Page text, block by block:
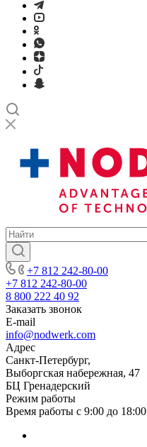
+7 812 242-80-00
+7 812 242-80-00
8 800 222 40 92
Заказать звонок
E-mail
info@nodwerk.com
Адрес
Санкт-Петербург,
Выборгская набережная, 47
БЦ Гренадерский
Режим работы
Время работы с 9:00 до 18:00